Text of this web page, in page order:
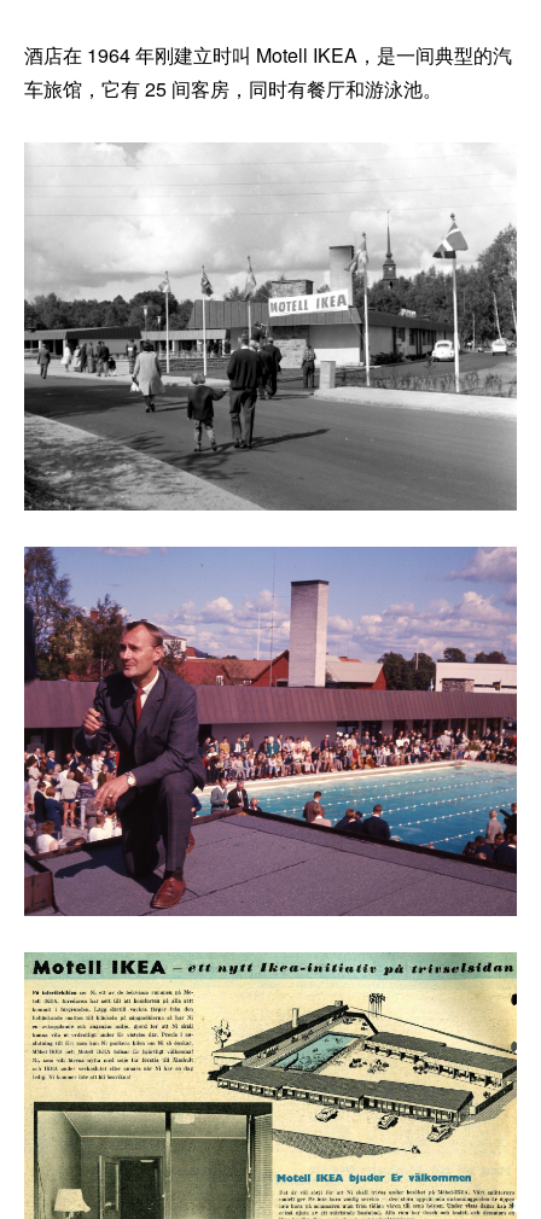
酒店在 1964 年刚建立时叫 Motell IKEA，是一间典型的汽
车旅馆，它有 25 间客房，同时有餐厅和游泳池。